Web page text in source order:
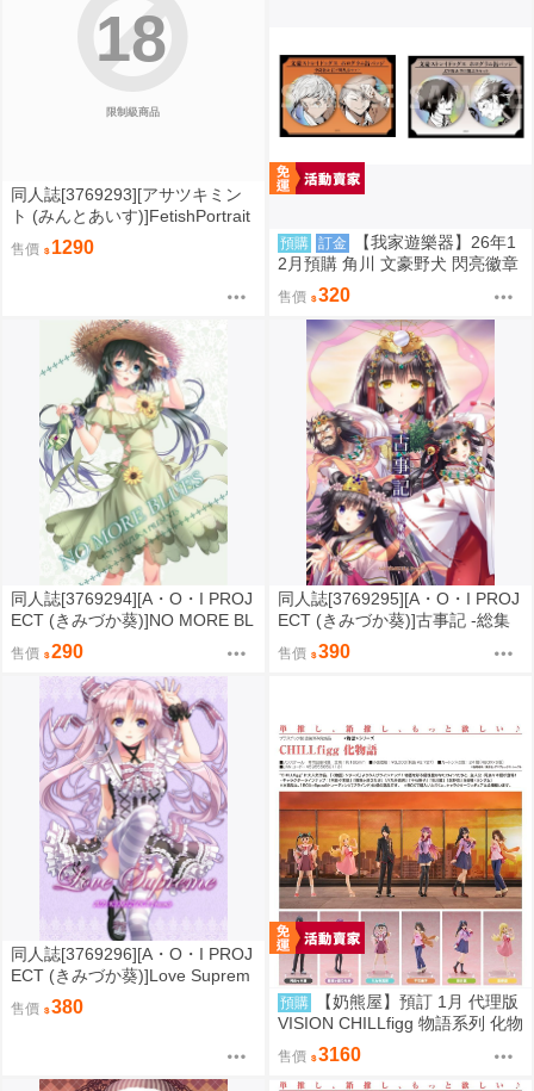
限制級商品
18
同人誌[3769293][アサツキミン
ト (みんとあいす)]FetishPortrait
s (其他)
售價 1290 預購 訂金
【我家遊樂器】26年1
2月預購 角川 文豪野犬 閃亮徽章
組 2款可選
售價 320
同人誌[3769294][A・O・I PROJ
ECT (きみづか葵)]NO MORE BL
UES (綜合)
售價 290
同人誌[3769295][A・O・I PROJ
ECT (きみづか葵)]古事記 -総集
編- (歷史)
售價 390
同人誌[3769296][A・O・I PROJ
ECT (きみづか葵)]Love Suprem
e (原創)
售價 380 預購
【奶熊屋】預訂 1月 代理版
VISION CHILLfigg 物語系列 化物
語 中盒6入 0922
售價 3160